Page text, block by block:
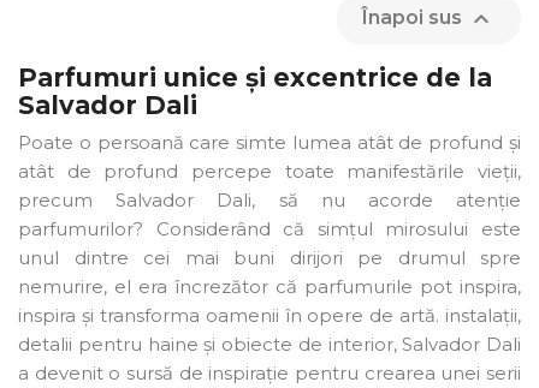
Înapoi sus 
Parfumuri unice și excentrice de la
Salvador Dali
Poate o persoană care simte lumea atât de profund și
atât de profund percepe toate manifestările vieții,
precum Salvador Dali, să nu acorde atenție
parfumurilor? Considerând că simțul mirosului este
unul dintre cei mai buni dirijori pe drumul spre
nemurire, el era încrezător că parfumurile pot inspira,
inspira și transforma oamenii în opere de artă. instalații,
detalii pentru haine și obiecte de interior, Salvador Dali
a devenit o sursă de inspirație pentru crearea unei serii